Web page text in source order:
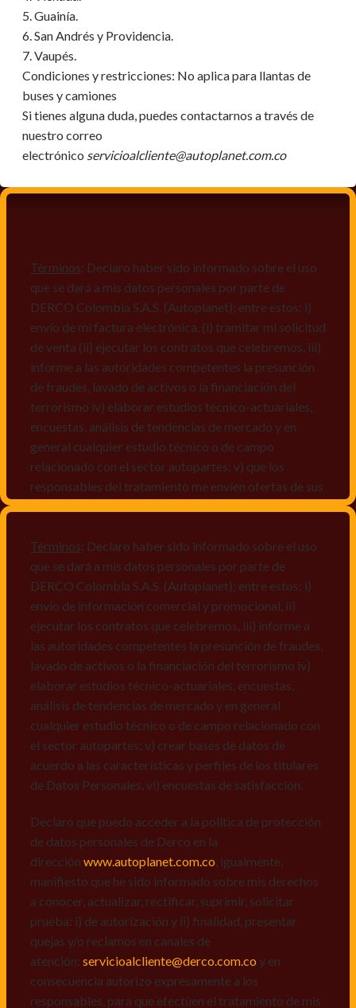
5. Guainía.
6. San Andrés y Providencia.
7. Vaupés.
Condiciones y restricciones: No aplica para llantas de
buses y camiones
Si tienes alguna duda, puedes contactarnos a través de
nuestro correo
electrónico servicioalcliente@autoplanet.com.co
Términos: Declaro haber sido informado sobre el uso
que se dará a mis datos personales por parte de
DERCO Colombia S.A.S. (Autoplanet); entre estos: i)
envío de mi factura electrónica, (i) tramitar mi solicitud
de venta (ii) ejecutar los contratos que celebremos, iii)
informe a las autoridades competentes la presunción
de fraudes, lavado de activos o la financiación del
terrorismo iv) elaborar estudios técnico-actuariales,
encuestas, análisis de tendencias de mercado y en
general cualquier estudio técnico o de campo
relacionado con el sector autopartes; v) que los
responsables del tratamiento me envíen ofertas de sus
mismos, vi) crear bases de datos de acuerdo a las
características y perfiles de los titulares de Datos
Personales, v) encuestas de satisfacción, vi) reportes
recall.
Declaro que puedo acceder a la política de protección
de datos personales de Derco en la
direcciónwww.autoplanet.com.co, igualmente,
manifiesto que he sido informado sobre mis derechos
a conocer, actualizar, rectificar, suprimir, solicitar
prueba: i) de autorización y ii) finalidad, presentar
quejas y/o reclamos en canales de
atención: servicioalcliente@derco.com.coy en
responsables, para que efectúen el tratamiento de mis
datos conforme lo expuesto.
Términos: Declaro haber sido informado sobre el uso
que se dará a mis datos personales por parte de
DERCO Colombia S.A.S. (Autoplanet); entre estos: i)
envío de información comercial y promocional, ii)
ejecutar los contratos que celebremos, iii) informe a
las autoridades competentes la presunción de fraudes,
lavado de activos o la financiación del terrorismo iv)
elaborar estudios técnico-actuariales, encuestas,
análisis de tendencias de mercado y en general
cualquier estudio técnico o de campo relacionado con
el sector autopartes; v) crear bases de datos de
acuerdo a las características y perfiles de los titulares
de Datos Personales, vi) encuestas de satisfacción.
Declaro que puedo acceder a la política de protección
de datos personales de Derco en la
dirección www.autoplanet.com.co , igualmente,
manifiesto que he sido informado sobre mis derechos
a conocer, actualizar, rectificar, suprimir, solicitar
prueba: i) de autorización y ii) finalidad, presentar
quejas y/o reclamos en canales de
atención: servicioalcliente@derco.com.co y en
consecuencia autorizo expresamente a los
responsables, para que efectúen el tratamiento de mis